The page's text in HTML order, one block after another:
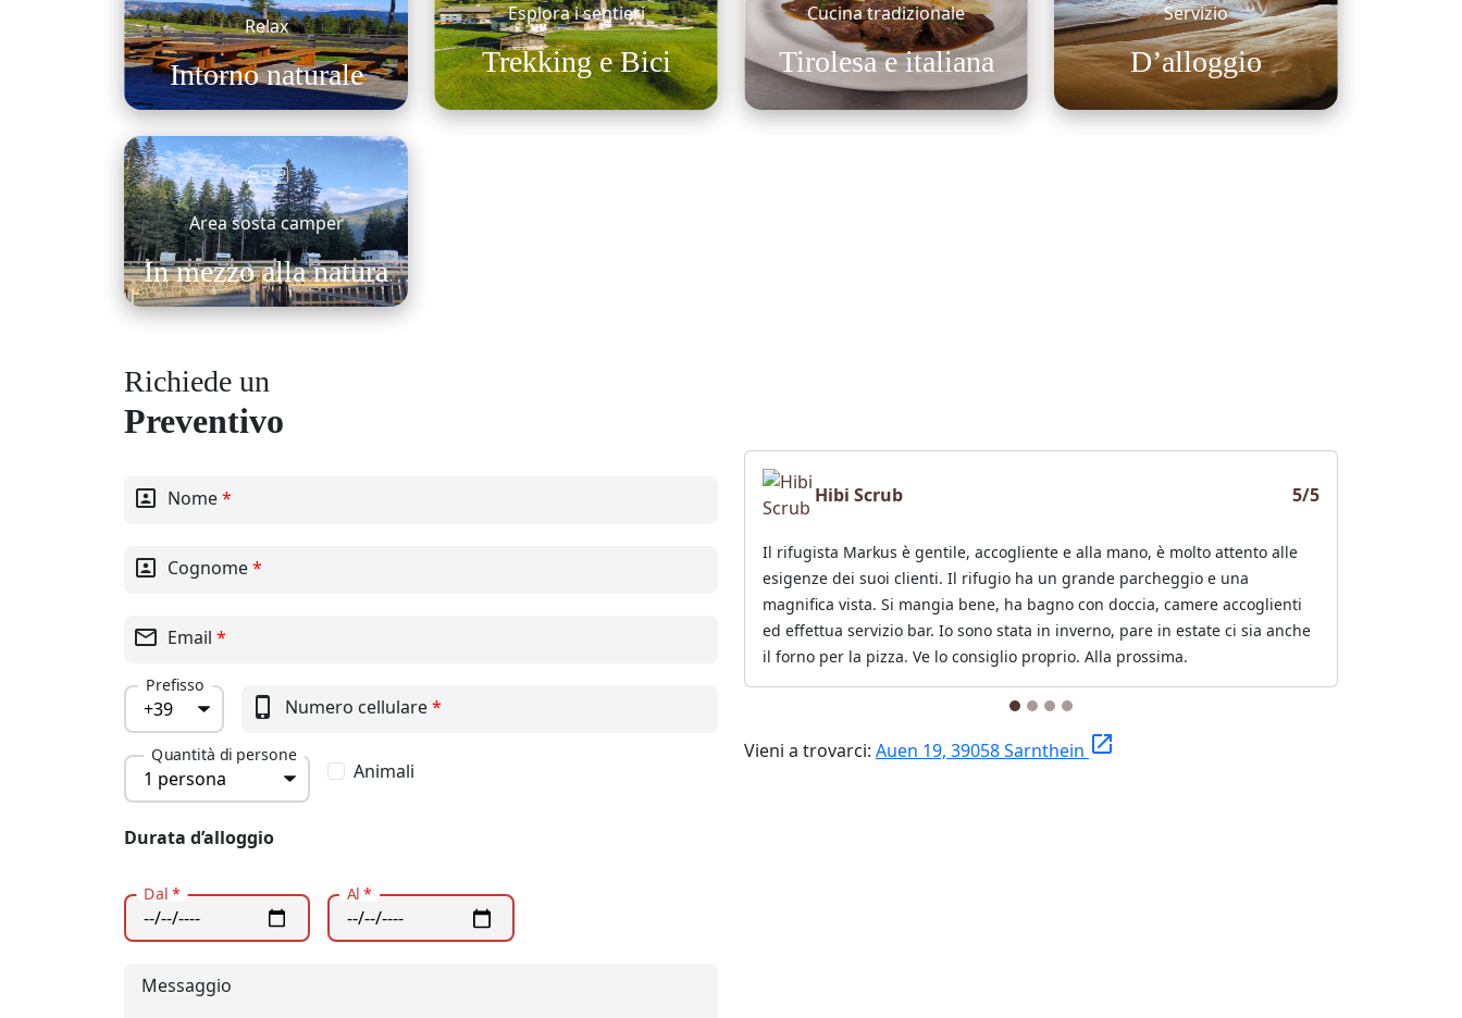
Relax
Intorno naturale
Esplora i sentieri
Trekking e Bici
Cucina tradizionale
Tirolesa e italiana
Servizio
D’alloggio
Area sosta camper
In mezzo alla natura
Richiede un
Preventivo
Nome*
portrait
Cognome*
portrait
Email *
mail_outline
Prefisso
Numero cellulare*
phone_iphone
Quantità di persone
Animali
Durata d’alloggio
Dal * Al*
Messaggio
Hibi Scrub 5/5
Il rifugista Markus è gentile, accogliente e alla mano, è molto attento alle
esigenze dei suoi clienti. Il rifugio ha un grande parcheggio e una
magnifica vista. Si mangia bene, ha bagno con doccia, camere accoglienti
ed effettua servizio bar. Io sono stata in inverno, pare in estate ci sia anche
il forno per la pizza. Ve lo consiglio proprio. Alla prossima.
Vieni a trovarci: Auen 19, 39058 Sarnthein launch